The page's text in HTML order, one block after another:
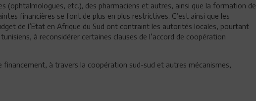
(ophtalmologues, etc.), des pharmaciens et autres, ainsi que la formation de
financières se font de plus en plus restrictives. C’est ainsi que les
de l’Etat en Afrique du Sud ont contraint les autorités locales, pourtant
à reconsidérer certaines clauses de l’accord de coopération
financement, à travers la coopération sud-sud et autres mécanismes,